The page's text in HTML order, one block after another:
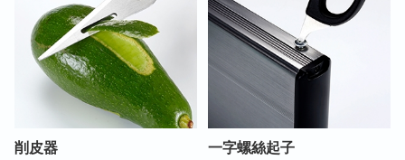
削皮器
一字螺絲起子